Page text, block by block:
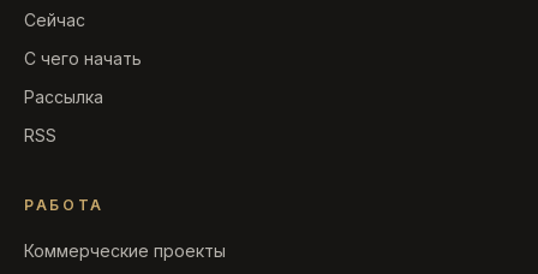
Сейчас
С чего начать
Рассылка
RSS
РАБОТА
Коммерческие проекты